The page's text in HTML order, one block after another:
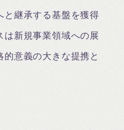
と継承する基盤を獲得
は新規事業領域への展
的意義の大きな提携と